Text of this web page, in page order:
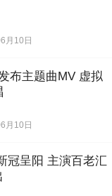
月10日
布主题曲MV 虚拟
月10日
冠呈阳 主演百老汇